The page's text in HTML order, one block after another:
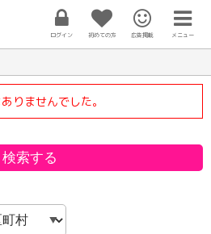
メニュー
広告掲載
初めての方
ログイン
りませんでした。